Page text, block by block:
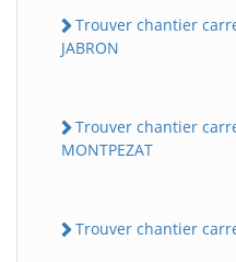
Trouver chantier
JABRON
Trouver chantier
MONTPEZAT
Trouver chantier